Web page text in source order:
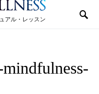
アル・レッスン